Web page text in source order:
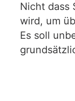
Nicht dass
wird, um
Es soll